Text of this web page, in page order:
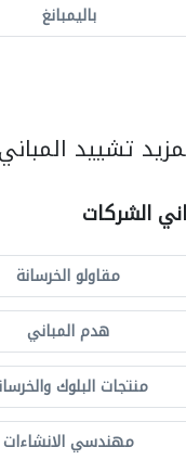
باليمبانغ
تشييد
الشركات
مقاولو الخرسانة
هدم المباني
منتجات البلوك
مهندسي الانشاءات